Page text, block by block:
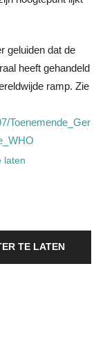
geluiden dat de
heeft gehandeld
ramp. Zie
Toenemende_Ger
laten
TE LATEN